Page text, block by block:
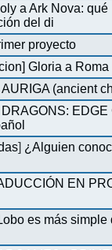
a Ark Nova:
del di
proyecto
Gloria a Roma
AURIGA (ancient
EDGE
] ¿Alguien
EN
es más simple